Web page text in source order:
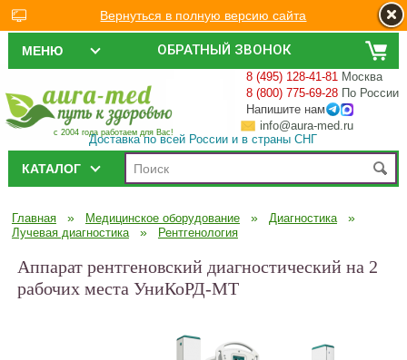
ОБРАТНЫЙ ЗВОНОК
МЕНЮ
с 2004 года работаем для Вас!
8 (495) 128-41-81 Москва
8 (800) 775-69-28 По России
Напишите нам
info@aura-med.ru
Доставка по всей России и в страны СНГ
КАТАЛОГ
Главная » Медицинское оборудование » Диагностика »
Лучевая диагностика » Рентгенология
Аппарат рентгеновский диагностический на 2
рабочих места УниКоРД-МТ
Вернуться в полную версию сайта